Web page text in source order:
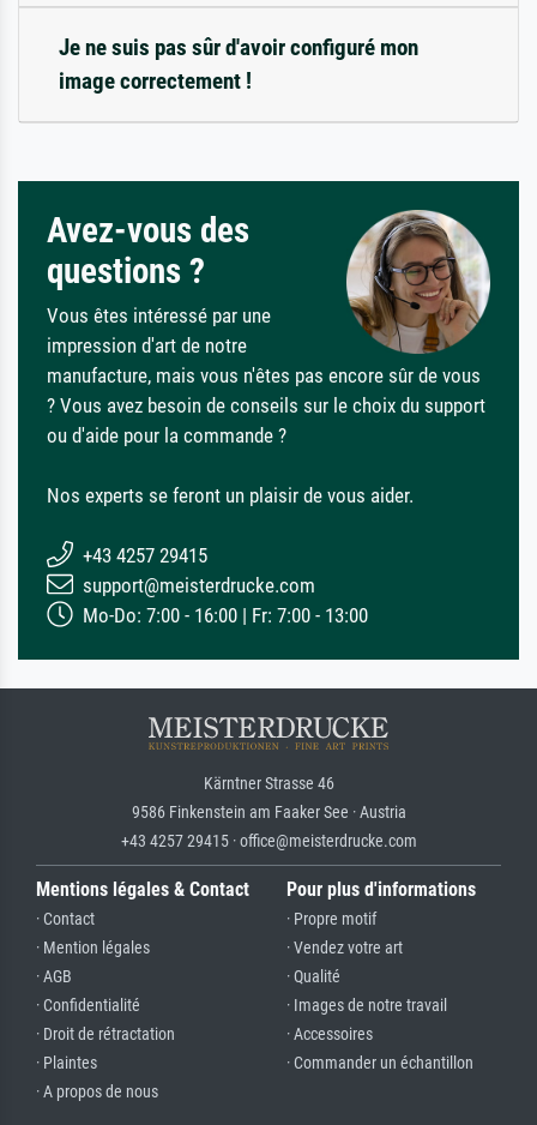
Je ne suis pas sûr d'avoir configuré mon
image correctement !
Avez-vous des
questions ?
Vous êtes intéressé par une
impression d'art de notre
manufacture, mais vous n'êtes pas encore sûr de vous
? Vous avez besoin de conseils sur le choix du support
ou d'aide pour la commande ?
Nos experts se feront un plaisir de vous aider.
+43 4257 29415
support@meisterdrucke.com
Mo-Do: 7:00 - 16:00 | Fr: 7:00 - 13:00
Kärntner Strasse 46
9586 Finkenstein am Faaker See · Austria
+43 4257 29415 · office@meisterdrucke.com
Mentions légales & Contact
· Contact
· Mention légales
· AGB
· Confidentialité
· Droit de rétractation
· Plaintes
· A propos de nous
Pour plus d'informations
· Propre motif
· Vendez votre art
· Qualité
· Images de notre travail
· Accessoires
· Commander un échantillon